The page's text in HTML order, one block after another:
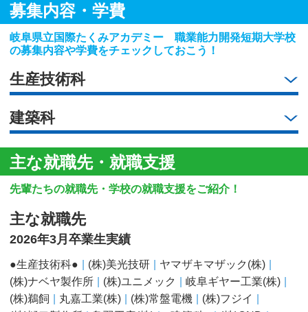
募集内容・学費
岐阜県立国際たくみアカデミー 職業能力開発短期大学校
の募集内容や学費をチェックしておこう！
生産技術科
建築科
主な就職先・就職支援
先輩たちの就職先・学校の就職支援をご紹介！
主な就職先
2026年3月卒業生実績
●生産技術科● (株)美光技研
ヤマザキマザック(株)
(株)ナベヤ製作所
(株)ユニメック
岐阜ギヤー工業(株)
(株)鵜飼
丸嘉工業(株) (株)常盤電機
(株)フジイ